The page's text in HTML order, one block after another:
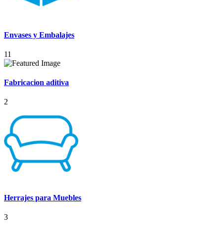
Envases y Embalajes
11
Fabricacion aditiva
2
Herrajes para Muebles
3